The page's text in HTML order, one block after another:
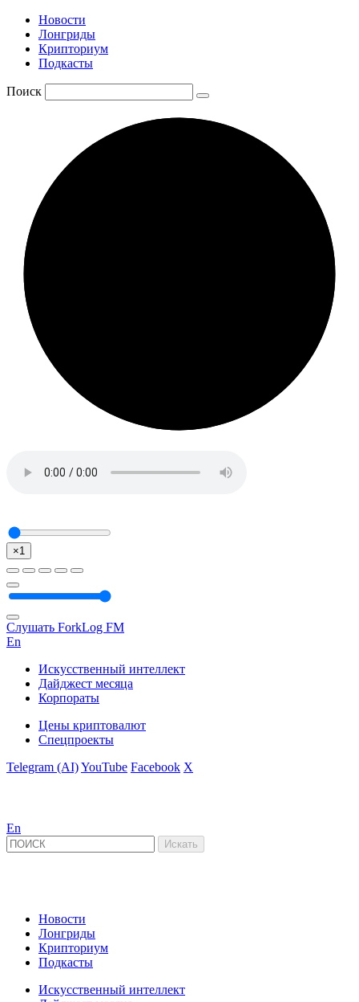
Новости
Лонгриды
Крипториум
Подкасты
Поиск
×1
Слушать ForkLog FM
En
Искусственный интеллект
Дайджест месяца
Корпораты
Цены криптовалют
Спецпроекты
Telegram (AI)YouTube Facebook X
En
Новости
Лонгриды
Крипториум
Подкасты
Искусственный интеллект